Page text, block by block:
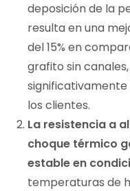
deposición de la
resulta en una
del 15% en
grafito sin
los clientes.
La resistencia a
choque térmico
estable en
temperaturas de